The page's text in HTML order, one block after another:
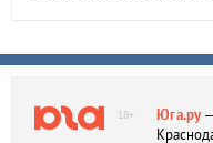
18+ Юга.ру—